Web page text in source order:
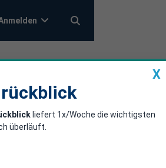
X
liefert 1x/Woche die wichtigsten
überläuft.